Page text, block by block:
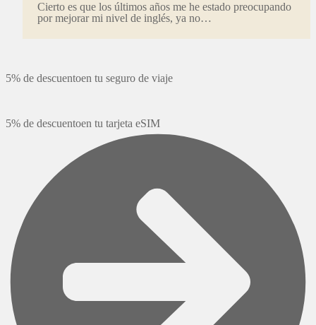
Cierto es que los últimos años me he estado preocupando
por mejorar mi nivel de inglés, ya no…
5% de descuentoen tu seguro de viaje
5% de descuentoen tu tarjeta eSIM